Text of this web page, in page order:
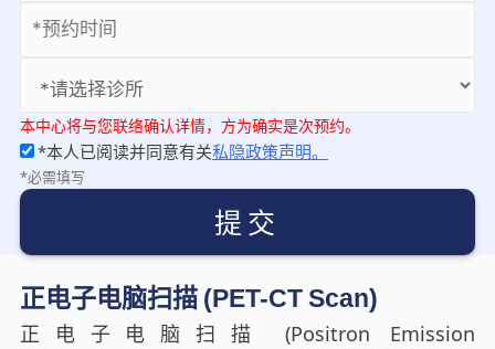
本中心将与您联络确认详情，方为确实是次预约。
*本人已阅读并同意有关私隐政策声明。
*必需填写
提交
正电子电脑扫描 (PET-CT Scan)
正电子电脑扫描 (Positron Emission